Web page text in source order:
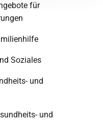
für
Soziales
und
und